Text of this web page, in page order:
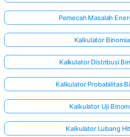
Pemecah Masalah
Kalkulator
Kalkulator Distribusi
Kalkulator Probabilitas
Kalkulator Uji
Kalkulator Lubang